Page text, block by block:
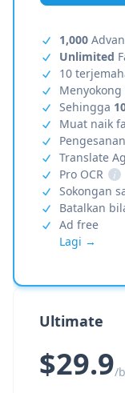
1,000
Unlimited
10
Sehingga
Muat naik
Translate
Pro OCR
i
Sokongan
Batalkan
Ad free
Lagi →
Ultimate
$29.9/